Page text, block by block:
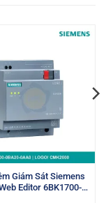
Giám Sát Siemens
Editor 6BK1700-